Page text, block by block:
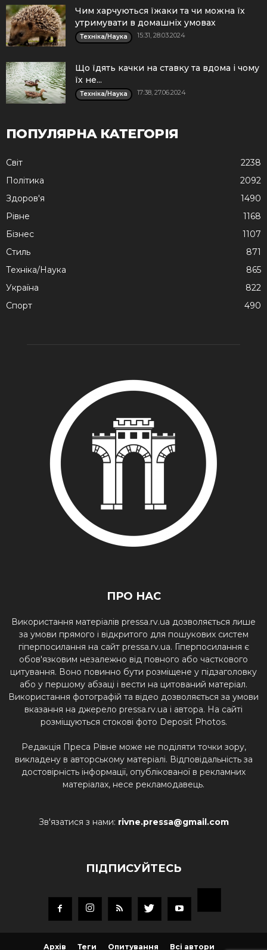
Чим харчуються їжаки та чи можна їх
утримувати в домашніх умовах
Техніка/Наука 15:31, 28.03.2024
Що їдять качки на ставку та вдома і чому
їх не...
Техніка/Наука 17:38, 27.06.2024
ПОПУЛЯРНА КАТЕГОРІЯ
Cвіт
2238
Політика
2092
Здоров'я
1490
Рівне
1168
Бізнес
1107
Стиль
871
Техніка/Наука
865
Україна
822
Спорт
490
ПРО НАС
Використання матеріалів pressa.rv.ua дозволяється лише
за умови прямого і відкритого для пошукових систем
гіперпосилання на сайт pressa.rv.ua. Гіперпосилання є
обов'язковим незалежно від повного або часткового
цитування. Воно повинно бути розміщене у підзаголовку
або у першому абзаці і вести на цитований матеріал.
Використання фотографій та відео дозволяється за умови
вказання на джерело pressa.rv.ua і автора. На сайті
розміщуються стокові фото Deposit Photos.
Редакція Преса Рівне може не поділяти точки зору,
викладену в авторському матеріалі. Відповідальність за
достовірність інформації, опублікованої в рекламних
матеріалах, несе рекламодавець.
Зв'язатися з нами: rivne.pressa@gmail.com
ПІДПИСУЙТЕСЬ
Архів Теги Опитування Всі автори